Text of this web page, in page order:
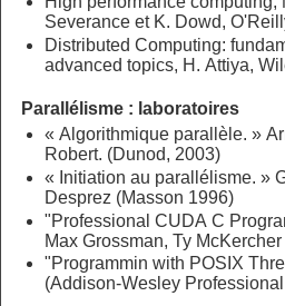
Severance et K. Dowd,
Distributed Computing:
advanced topics, H. Attiya,
Parallélisme : laboratoires
« Algorithmique parallèle. »
Robert. (Dunod, 2003)
« Initiation au parallélisme. »
Desprez (Masson 1996)
"Professional CUDA C
Max Grossman, Ty
"Programmin with POSIX
(Addison-Wesley